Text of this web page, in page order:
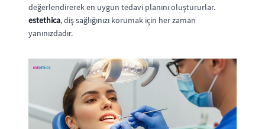
değerlendirerek en uygun tedavi planını oluştururlar.
estethica, diş sağlığınızı korumak için her zaman
yanınızdadır.